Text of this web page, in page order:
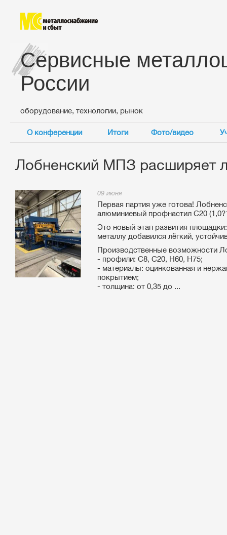
Сервисные
России
оборудование, технологии, рынок
О конференции Итоги Фото/видео
Лобненский МПЗ расширяет
09 июня
Первая партия уже готова!
алюминиевый профнастил С20
Это новый этап развития
металлу добавился лёгкий,
Производственные возможности
- профили: С8, С20, Н60, Н75;
- материалы: оцинкованная и
покрытием;
- толщина: от 0,35 до ...